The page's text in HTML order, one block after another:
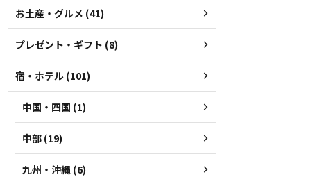
お土産・グルメ (41)
プレゼント・ギフト (8)
宿・ホテル (101)
中国・四国 (1)
中部 (19)
九州・沖縄 (6)